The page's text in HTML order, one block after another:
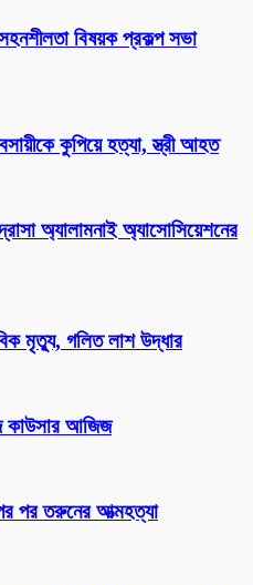
বিষয়ক প্রকল্প সভা
কুপিয়ে হত্যা, স্ত্রী আহত
অ্যালামনাই অ্যাসোসিয়েশনের
মৃত্যু, গলিত লাশ উদ্ধার
কাউসার আজিজ
পর তরুনের আত্মহত্যা